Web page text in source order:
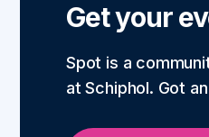
Get your
Spot is a
at Schiphol. Got